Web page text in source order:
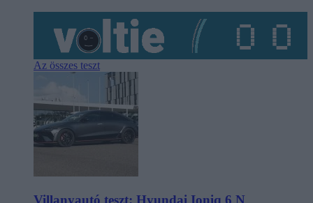
Az összes teszt
Villanyautó teszt: Hyundai Ioniq 6 N